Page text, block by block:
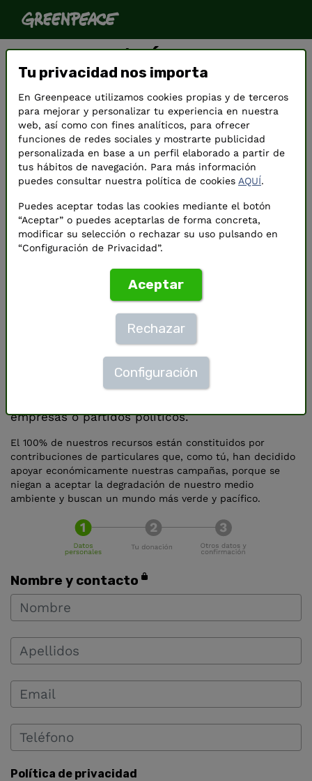
Hazte socio/a. Únete a
Greenpeace.
Nos estás ayudando a seguir defendiendo el
planeta de forma eficaz e independiente.
Para preservar nuestra independencia y nuestra
libertad de acción, no aceptamos subvenciones
empresas o partidos políticos.
El 100% de nuestros recursos están constituidos por
contribuciones de particulares que, como tú, han decidido
apoyar económicamente nuestras campañas, porque se
niegan a aceptar la degradación de nuestro medio
ambiente y buscan un mundo más verde y pacífico.
Nombre y contacto
Política de privacidad
Tu privacidad nos importa
En Greenpeace utilizamos cookies propias y de terceros
para mejorar y personalizar tu experiencia en nuestra
web, así como con fines analíticos, para ofrecer
funciones de redes sociales y mostrarte publicidad
personalizada en base a un perfil elaborado a partir de
tus hábitos de navegación. Para más información
puedes consultar nuestra política de cookies AQUÍ.
Puedes aceptar todas las cookies mediante el botón
“Aceptar” o puedes aceptarlas de forma concreta,
modificar su selección o rechazar su uso pulsando en
“Configuración de Privacidad”.
Aceptar
Rechazar
Configuración